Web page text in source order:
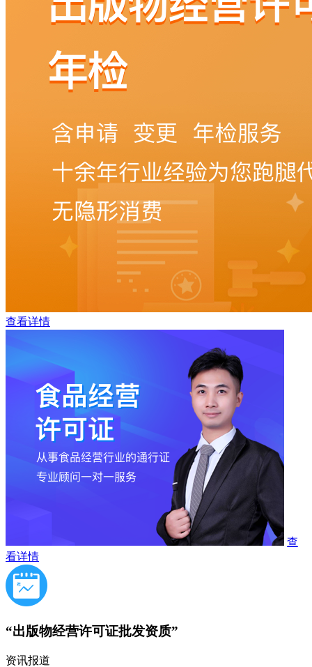
查看详情
查
看详情
“出版物经营许可证批发资质”
资讯报道